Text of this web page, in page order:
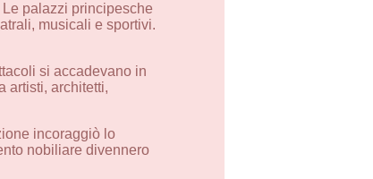
palazzi principesche
musicali e sportivi.
si accadevano in
artisti, architetti,
incoraggiò lo
nobiliare divennero